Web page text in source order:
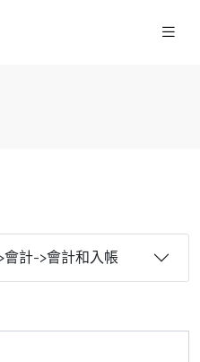
會計->會計和入帳